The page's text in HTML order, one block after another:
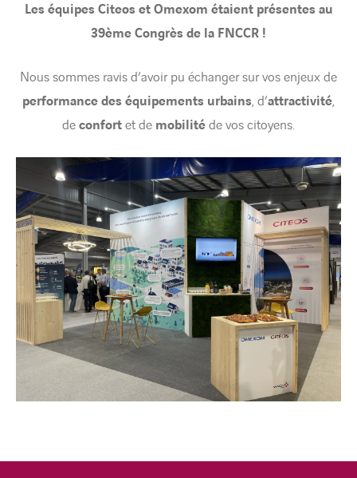
Les équipes Citeos et Omexom étaient présentes au
39ème Congrès de la FNCCR !
Nous sommes ravis d’avoir pu échanger sur vos enjeux de
performance des équipements urbains, d’attractivité,
deconfortet de mobilitéde vos citoyens.